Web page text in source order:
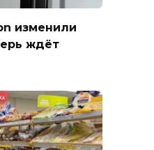
изменили
ждёт